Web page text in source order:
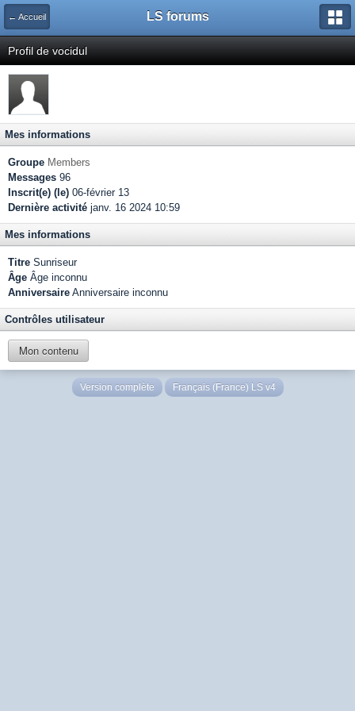
← Accueil LS forums
Profil de vocidul
Mes informations
Groupe Members
Messages 96
Inscrit(e) (le) 06-février 13
Dernière activité janv. 16 2024 10:59
Mes informations
Titre Sunriseur
Âge Âge inconnu
Anniversaire Anniversaire inconnu
Contrôles utilisateur
Mon contenu
Version complète Français (France) LS v4